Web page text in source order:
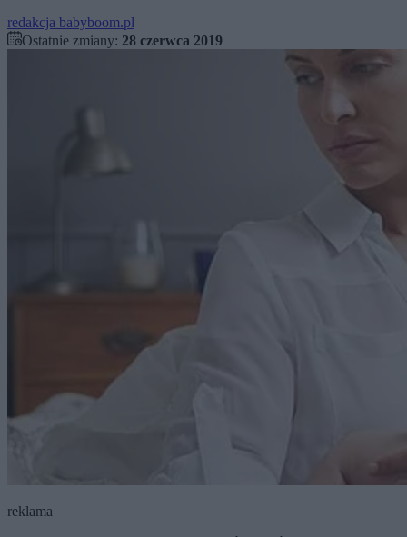
redakcja babyboom.pl
Ostatnie zmiany: 28 czerwca 2019
reklama